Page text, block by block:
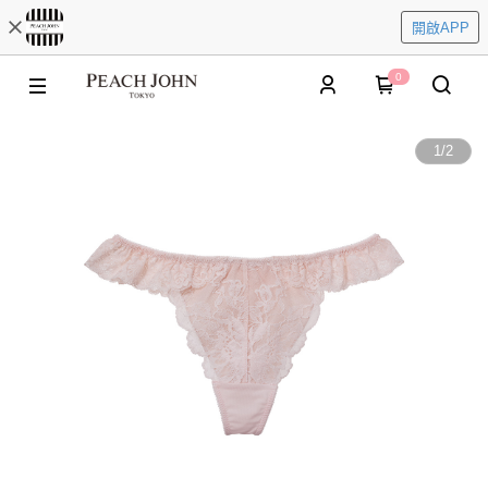
開啟APP
0
1/2